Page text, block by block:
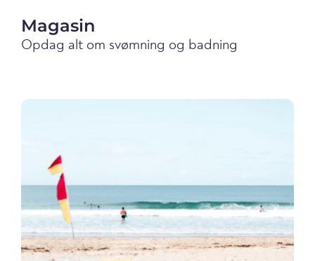
Magasin
Opdag alt om svømning og badning